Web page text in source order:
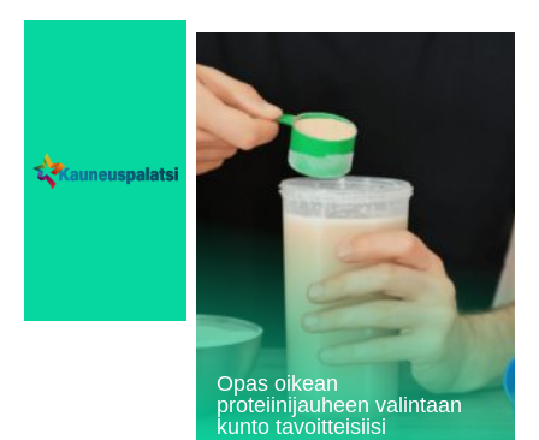
Opas oikean
proteiinijauheen valintaan
kunto tavoitteisiisi